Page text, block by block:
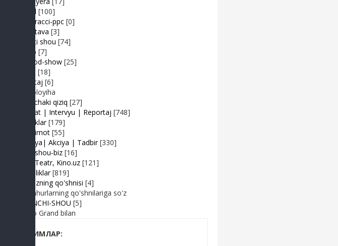
Prikol [100]
Paparacci-ppc [0]
Podstava [3]
Realiti shou [74]
Retro [7]
Sayyod-show [25]
Sport [18]
Shantaj [6]
Videoloyiha
Shunchaki qiziq [27]
Suhbat | Intervyu | Reportaj [748]
Tabriklar [179]
Taqdimot [55]
Hayriya| Akciya | Tadbir [330]
Turk shou-biz [16]
TV | Teatr, Kino.uz [121]
Yangiliklar [819]
Yulduzning qo'shnisi [4]
Mashhurlarning qo'shnilariga so'z
BIRINCHI-SHOU [5]
Radio Grand bilan
КИМЛАР: